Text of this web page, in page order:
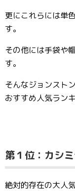
更にこれらには単
す。
その他には手袋や
す。
そんなジョンスト
おすすめ人気ラン
第１位：カシ
絶対的存在の大人